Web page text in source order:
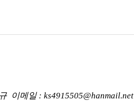
이메일 : ks4915505@hanmail.net